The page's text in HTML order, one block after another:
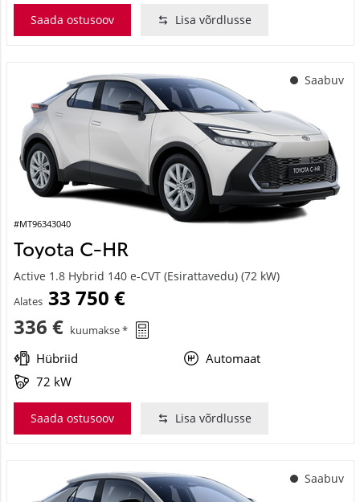
Saada ostusoov Lisa võrdlusse
Saabuv
#MT96343040
Toyota C-HR
Active 1.8 Hybrid 140 e-CVT (Esirattavedu) (72 kW)
Alates 33 750 €
336 € kuumakse *
Hübriid
Automaat
72 kW
Saada ostusoov Lisa võrdlusse
Saabuv